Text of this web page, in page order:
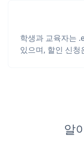
학생과 교육자는
있으며, 할인 신청
알